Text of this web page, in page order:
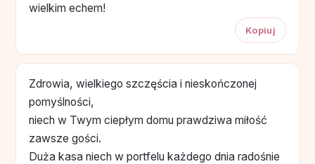
wielkim echem!
Kopiuj
Zdrowia, wielkiego szczęścia i nieskończonej
pomyślności,
niech w Twym ciepłym domu prawdziwa miłość
zawsze gości.
Duża kasa niech w portfelu każdego dnia radośnie